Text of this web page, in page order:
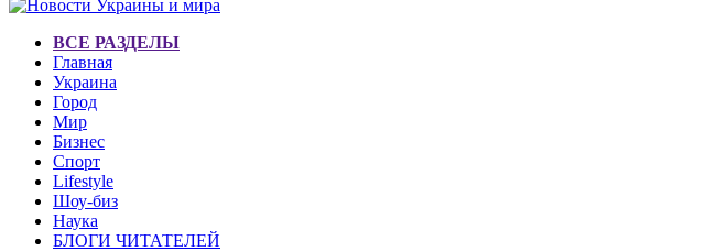
ВСЕ РАЗДЕЛЫ
Главная
Украина
Город
Мир
Бизнес
Спорт
Lifestyle
Шоу-биз
Наука
БЛОГИ ЧИТАТЕЛЕЙ